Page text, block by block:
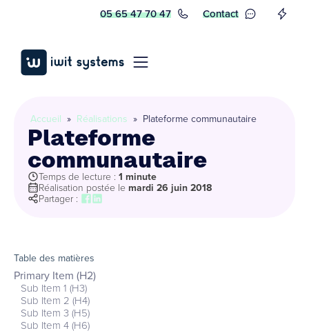
05 65 47 70 47 Contact
Accueil » Réalisations » Plateforme communautaire
Plateforme
communautaire
Temps de lecture : 1 minute
Réalisation postée le mardi 26 juin 2018
Partager :
Table des matières
Primary Item (H2)
Sub Item 1 (H3)
Sub Item 2 (H4)
Sub Item 3 (H5)
Sub Item 4 (H6)